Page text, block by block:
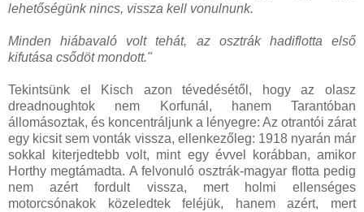
lehetőségünk nincs, vissza kell vonulnunk.
Minden hiábavaló volt tehát, az osztrák hadiflotta első
kifutása csődöt mondott."
Tekintsünk el Kisch azon tévedésétől, hogy az olasz
dreadnoughtok nem Korfunál, hanem Tarantóban
állomásoztak, és koncentráljunk a lényegre: Az otrantói zárat
egy kicsit sem vonták vissza, ellenkezőleg: 1918 nyarán már
sokkal kiterjedtebb volt, mint egy évvel korábban, amikor
Horthy megtámadta. A felvonuló osztrák-magyar flotta pedig
nem azért fordult vissza, mert holmi ellenséges
motorcsónakok közeledtek feléjük, hanem azért, mert